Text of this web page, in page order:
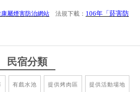
屬煙害防治網站 法規下載： 106年「菸害防
民宿分類
有戲水池 提供烤肉區 提供活動場地